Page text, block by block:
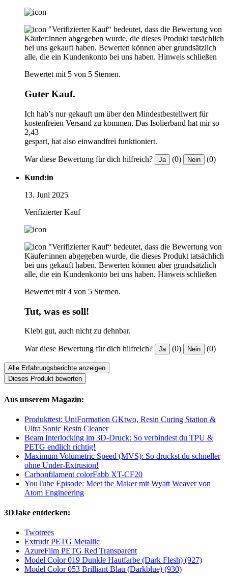
"Verifizierter Kauf“ bedeutet, dass die Bewertung von
Käufer:innen abgegeben wurde, die dieses Produkt tatsächlich
bei uns gekauft haben. Bewerten können aber grundsätzlich
alle, die ein Kundenkonto bei uns haben. Hinweis schließen
Bewertet mit 5 von 5 Sternen.
Guter Kauf.
Ich hab’s nur gekauft um über den Mindestbestellwert für
kostenfreien Versand zu kommen. Das Isolierband hat mir so
2,43
gespart, hat also einwandfrei funktioniert.
War diese Bewertung für dich hilfreich? Ja (0) Nein (0)
Kund:in
13. Juni 2025
Verifizierter Kauf
"Verifizierter Kauf“ bedeutet, dass die Bewertung von
Käufer:innen abgegeben wurde, die dieses Produkt tatsächlich
bei uns gekauft haben. Bewerten können aber grundsätzlich
alle, die ein Kundenkonto bei uns haben. Hinweis schließen
Bewertet mit 4 von 5 Sternen.
Tut, was es soll!
Klebt gut, auch nicht zu dehnbar.
War diese Bewertung für dich hilfreich? Ja (0) Nein (0)
Alle Erfahrungsberichte anzeigen
Dieses Produkt bewerten
Aus unserem Magazin:
Produkttest: UniFormation GKtwo, Resin Curing Station &
Ultra Sonic Resin Cleaner
Beam Interlocking im 3D-Druck: So verbindest du TPU &
PETG endlich richtig!
Maximum Volumetric Speed (MVS): So druckst du schneller
ohne Under-Extrusion!
Carbonfilament colorFabb XT-CF20
YouTube Episode: Meet the Maker mit Wyatt Weaver von
Atom Engineering
3DJake entdecken:
Twotrees
Extrudr PETG Metallic
AzureFilm PETG Red Transparent
Model Color 019 Dunkle Hautfarbe (Dark Flesh) (927)
Model Color 053 Brilliant Blau (Darkblue) (930)